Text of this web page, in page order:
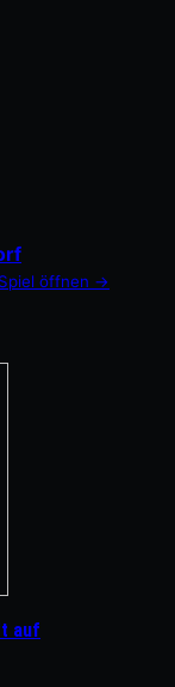
Spiel öffnen →
auf